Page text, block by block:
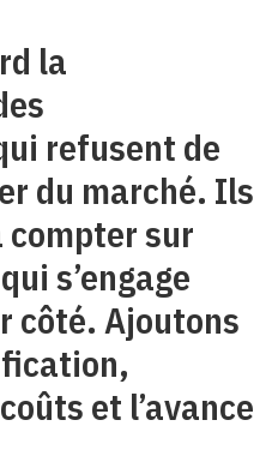
la
refusent de
du marché. Ils
compter sur
s’engage
côté. Ajoutons
et l’avance